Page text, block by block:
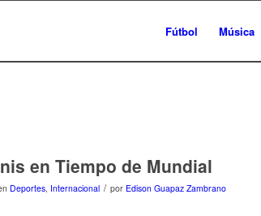
Fútbol Música
en Tiempo de Mundial
Deportes, Internacional / por Edison Guapaz Zambrano